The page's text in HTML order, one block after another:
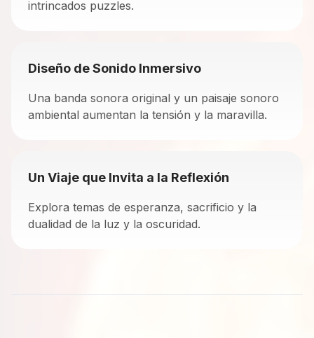
intrincados puzzles.
Diseño de Sonido Inmersivo
Una banda sonora original y un paisaje sonoro
ambiental aumentan la tensión y la maravilla.
Un Viaje que Invita a la Reflexión
Explora temas de esperanza, sacrificio y la
dualidad de la luz y la oscuridad.